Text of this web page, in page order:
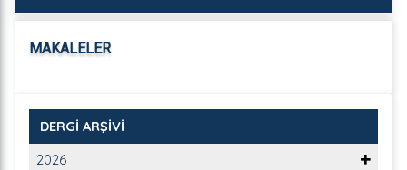
MAKALELER
DERGİ ARŞİVİ
2026